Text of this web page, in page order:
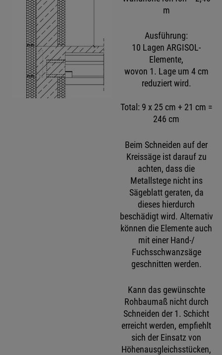
m
Ausführung:
10 Lagen ARGISOL-
Elemente,
wovon 1. Lage um 4 cm
reduziert wird.
Total: 9 x 25 cm + 21 cm =
246 cm
Beim Schneiden auf der
Kreissäge ist darauf zu
achten, dass die
Metallstege nicht ins
Sägeblatt geraten, da
dieses hierdurch
beschädigt wird. Alternativ
können die Elemente auch
mit einer Hand-/
Fuchsschwanzsäge
geschnitten werden.
Kann das gewünschte
Rohbaumaß nicht durch
Schneiden der 1. Schicht
erreicht werden, empfiehlt
sich der Einsatz von
Höhenausgleichsstücken,